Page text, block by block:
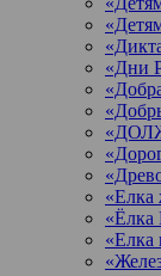
«Дни
«Елка
«Елка